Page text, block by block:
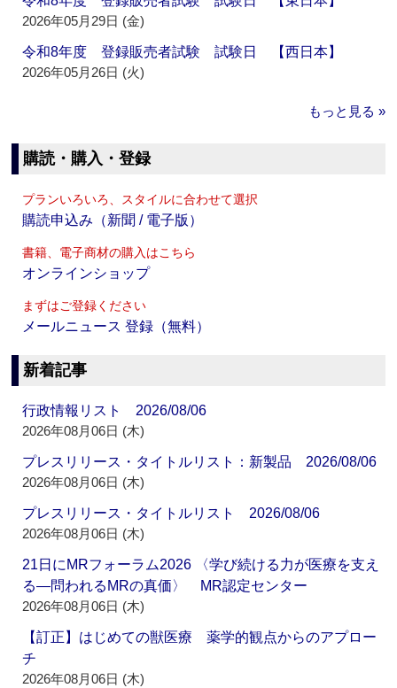
2026年05月29日 (金)
令和8年度 登録販売者試験 試験日 【西日本】
2026年05月26日 (火)
もっと見る »
購読・購入・登録
プランいろいろ、スタイルに合わせて選択
購読申込み（新聞 / 電子版）
書籍、電子商材の購入はこちら
オンラインショップ
まずはご登録ください
メールニュース 登録（無料）
新着記事
行政情報リスト 2026/08/06
2026年08月06日 (木)
プレスリリース・タイトルリスト：新製品 2026/08/06
2026年08月06日 (木)
プレスリリース・タイトルリスト 2026/08/06
2026年08月06日 (木)
21日にMRフォーラム2026 〈学び続ける力が医療を支え
る―問われるMRの真価〉 MR認定センター
2026年08月06日 (木)
【訂正】はじめての獣医療 薬学的観点からのアプロー
チ
2026年08月06日 (木)